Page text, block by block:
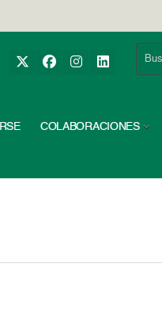
RSE COLABORACIONES